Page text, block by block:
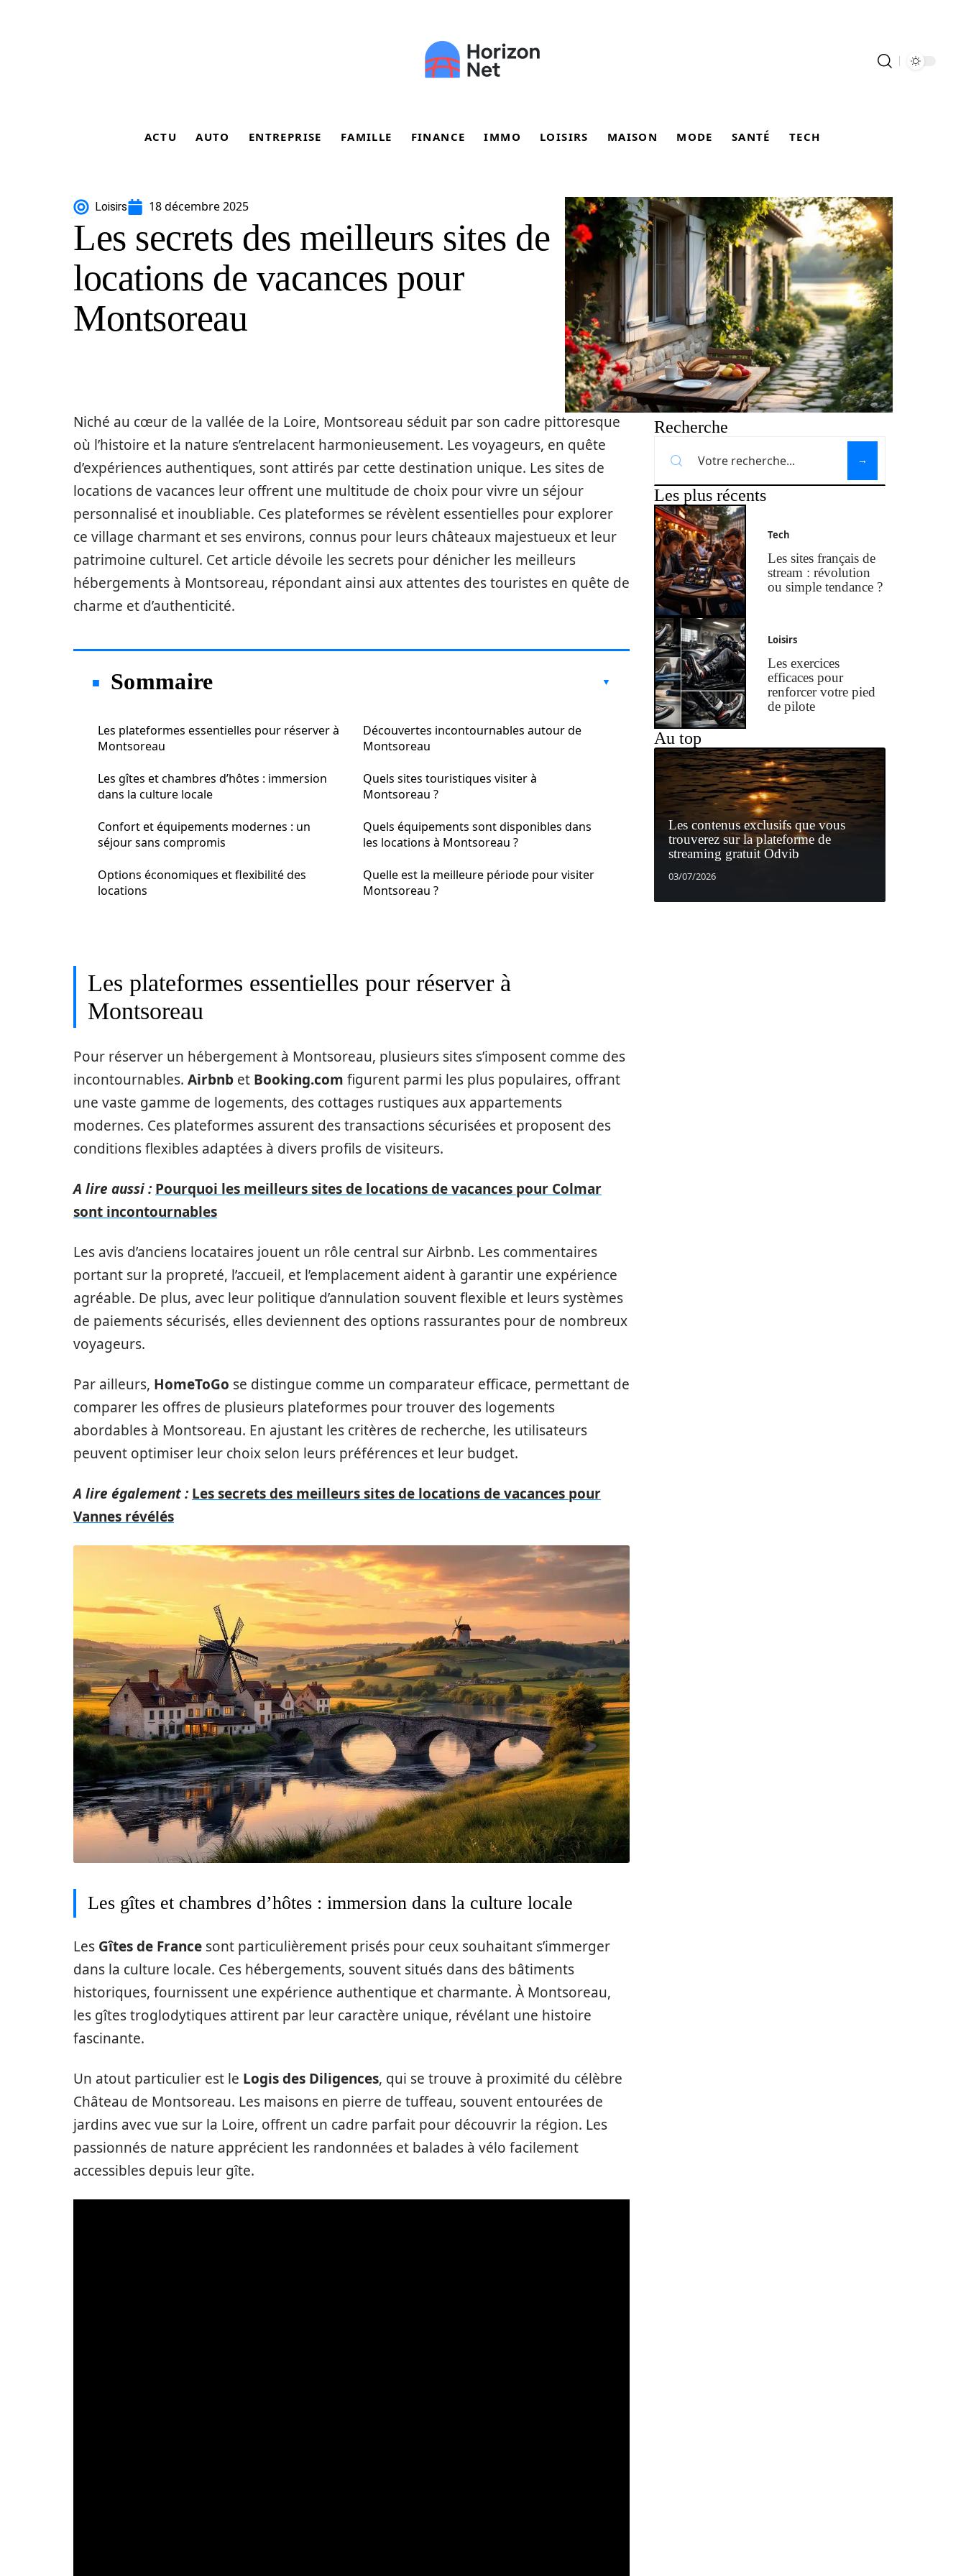
ACTU AUTO ENTREPRISE FAMILLE FINANCE IMMO LOISIRS MAISON MODE SANTÉ TECH
Loisirs 18 décembre 2025
Les secrets des meilleurs sites de
locations de vacances pour
Montsoreau
Niché au cœur de la vallée de la Loire, Montsoreau séduit par son cadre pittoresque
où l’histoire et la nature s’entrelacent harmonieusement. Les voyageurs, en quête
d’expériences authentiques, sont attirés par cette destination unique. Les sites de
locations de vacances leur offrent une multitude de choix pour vivre un séjour
personnalisé et inoubliable. Ces plateformes se révèlent essentielles pour explorer
ce village charmant et ses environs, connus pour leurs châteaux majestueux et leur
patrimoine culturel. Cet article dévoile les secrets pour dénicher les meilleurs
hébergements à Montsoreau, répondant ainsi aux attentes des touristes en quête de
charme et d’authenticité.
Sommaire
Les plateformes essentielles pour réserver à
Montsoreau
Les gîtes et chambres d’hôtes : immersion
dans la culture locale
Confort et équipements modernes : un
séjour sans compromis
Options économiques et flexibilité des
locations
Découvertes incontournables autour de
Montsoreau
Quels sites touristiques visiter à
Montsoreau ?
Quels équipements sont disponibles dans
les locations à Montsoreau ?
Quelle est la meilleure période pour visiter
Montsoreau ?
Les plateformes essentielles pour réserver à
Montsoreau
Pour réserver un hébergement à Montsoreau, plusieurs sites s’imposent comme des
incontournables. Airbnb et Booking.com figurent parmi les plus populaires, offrant
une vaste gamme de logements, des cottages rustiques aux appartements
modernes. Ces plateformes assurent des transactions sécurisées et proposent des
conditions flexibles adaptées à divers profils de visiteurs.
A lire aussi : Pourquoi les meilleurs sites de locations de vacances pour Colmar
sont incontournables
Les avis d’anciens locataires jouent un rôle central sur Airbnb. Les commentaires
portant sur la propreté, l’accueil, et l’emplacement aident à garantir une expérience
agréable. De plus, avec leur politique d’annulation souvent flexible et leurs systèmes
de paiements sécurisés, elles deviennent des options rassurantes pour de nombreux
voyageurs.
Par ailleurs, HomeToGo se distingue comme un comparateur efficace, permettant de
comparer les offres de plusieurs plateformes pour trouver des logements
abordables à Montsoreau. En ajustant les critères de recherche, les utilisateurs
peuvent optimiser leur choix selon leurs préférences et leur budget.
A lire également : Les secrets des meilleurs sites de locations de vacances pour
Vannes révélés
Les gîtes et chambres d’hôtes : immersion dans la culture locale
Les Gîtes de France sont particulièrement prisés pour ceux souhaitant s’immerger
dans la culture locale. Ces hébergements, souvent situés dans des bâtiments
historiques, fournissent une expérience authentique et charmante. À Montsoreau,
les gîtes troglodytiques attirent par leur caractère unique, révélant une histoire
fascinante.
Un atout particulier est le Logis des Diligences, qui se trouve à proximité du célèbre
Château de Montsoreau. Les maisons en pierre de tuffeau, souvent entourées de
jardins avec vue sur la Loire, offrent un cadre parfait pour découvrir la région. Les
passionnés de nature apprécient les randonnées et balades à vélo facilement
accessibles depuis leur gîte.
Recherche
Les plus récents
Tech
Les sites français de
stream : révolution
ou simple tendance ?
Loisirs
Les exercices
efficaces pour
renforcer votre pied
de pilote
Au top
Les contenus exclusifs que vous
trouverez sur la plateforme de
streaming gratuit Odvib
03/07/2026